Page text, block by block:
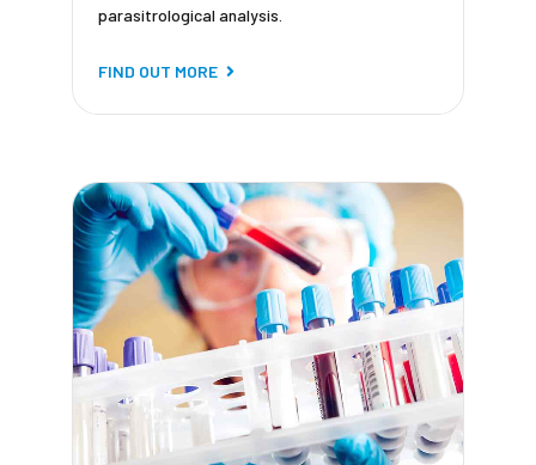
parasitrological analysis.
FIND OUT MORE